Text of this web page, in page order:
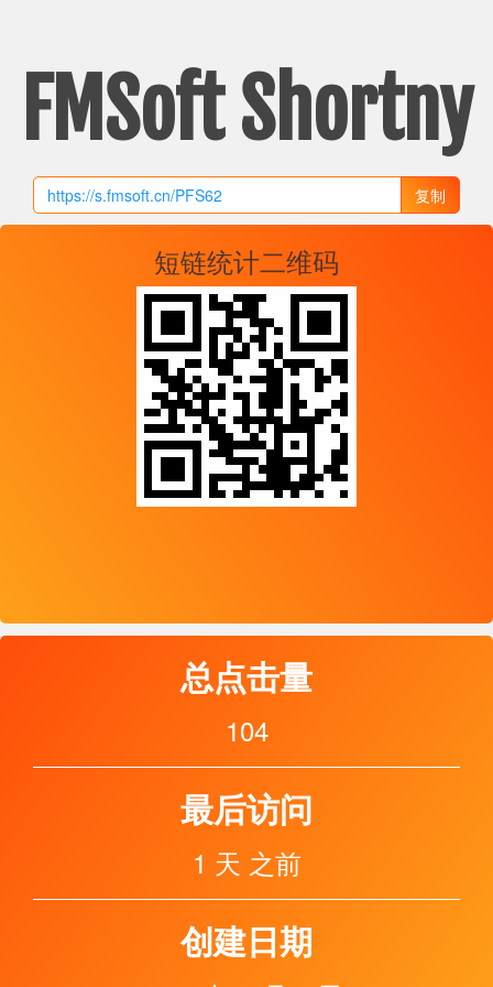
FMSoft Shortny
复制
短链统计二维码
总点击量
104
最后访问
1 天 之前
创建日期